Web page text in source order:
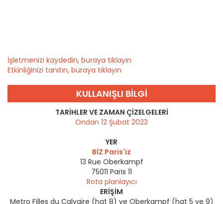
İşletmenizi kaydedin, buraya tıklayın
Etkinliğinizi tanıtın, buraya tıklayın
KULLANIŞLI BILGI
TARIHLER VE ZAMAN ÇIZELGELERI
Ondan 12 Şubat 2023
YER
BİZ Paris'iz
13 Rue Oberkampf
75011 Paris 11
Rota planlayıcı
ERIŞIM
Metro Filles du Calvaire (hat 8) ve Oberkampf (hat 5 ve 9)